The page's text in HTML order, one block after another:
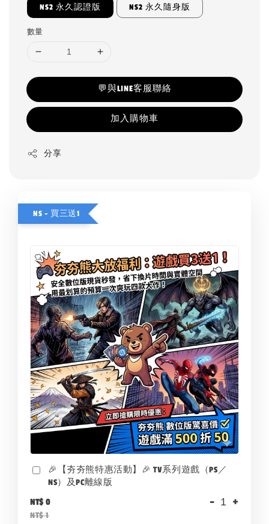
NS2 永久認證版 NS2 永久隨身版
數量
💬與LINE客服聯絡
加入購物車
分享
NS - 買三送1
🎉【夯夯熊特惠活動】🎉 TV系列遊戲（PS／
NS）及PC離線版
NT$ 0
NT$ 1
- +